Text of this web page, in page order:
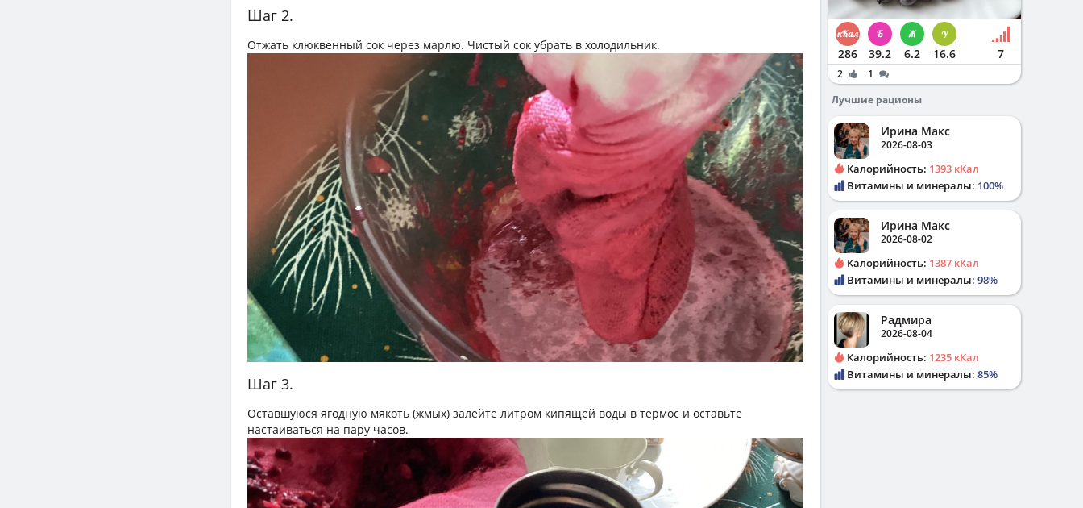
Шаг 2.
Отжать клюквенный сок через марлю. Чистый сок убрать в холодильник.
Шаг 3.
Оставшуюся ягодную мякоть (жмых) залейте литром кипящей воды в термос и оставьте
настаиваться на пару часов.
286 39.2 6.2 16.6 7
2
1
Лучшие рационы
Ирина Макс
2026-08-03
Калорийность: 1393 кКал
Витамины и минералы: 100%
Ирина Макс
2026-08-02
Калорийность: 1387 кКал
Витамины и минералы: 98%
Радмира
2026-08-04
Калорийность: 1235 кКал
Витамины и минералы: 85%